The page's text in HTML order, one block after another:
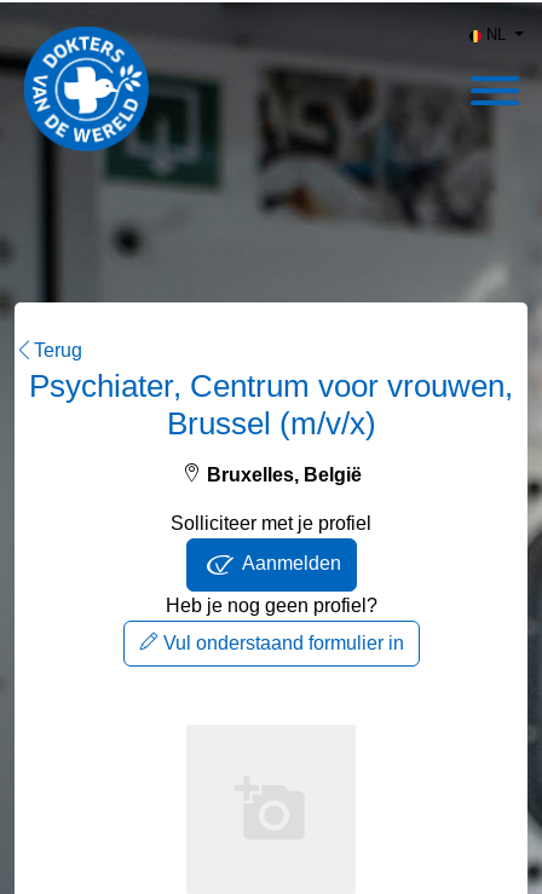
NL
Terug
Psychiater, Centrum voor vrouwen,
Brussel (m/v/x)
Bruxelles, België
Solliciteer met je profiel
Aanmelden
Heb je nog geen profiel?
Vul onderstaand formulier in